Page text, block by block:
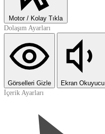
Motor / Kolay Tıkla
Dolaşım Ayarları
Görselleri Gizle
Ekran Okuyucu
İçerik Ayarları